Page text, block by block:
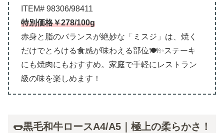
ITEM# 98306/98411
特別価格￥278/100g
赤身と脂のバランスが絶妙な「ミスジ」は、焼く
だけでとろける食感が味わえる部位🍽️✨ステーキ
にも焼肉にもおすすめ。家庭で手軽にレストラン
級の味を楽しめます！
🌭黒毛和牛ロースA4/A5｜極上の柔らかさ！